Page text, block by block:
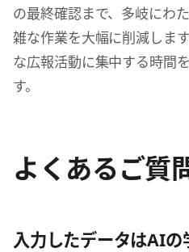
の最終確認まで、多岐にわ
雑な作業を大幅に削減しま
な広報活動に集中する時間
す。
よくあるご質
入力したデータはAI